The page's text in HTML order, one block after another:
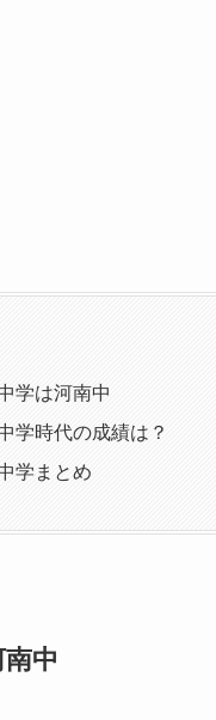
学は河南中
学時代の成績は？
学まとめ
中